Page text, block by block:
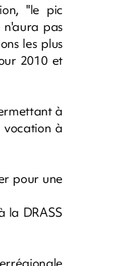
"le pic
pas
les plus
2010 et
à
vocation à
pour une
la DRASS